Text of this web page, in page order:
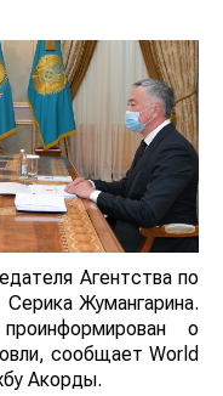
Агентства по
Жумангарина.
о
сообщает World
Акорды.